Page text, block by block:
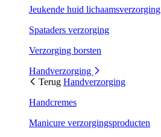
Jeukende huid lichaamsverzorging
Spataders verzorging
Verzorging borsten
Handverzorging
Terug Handverzorging
Handcremes
Manicure verzorgingsproducten